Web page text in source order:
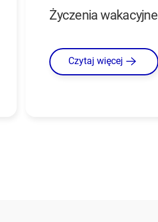
Życzenia wakacyjne
Czytaj więcej